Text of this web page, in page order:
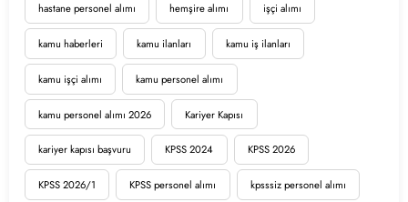
hastane personel alımı hemşire alımı işçi alımı
kamu haberleri kamu ilanları kamu iş ilanları
kamu işçi alımı kamu personel alımı
kamu personel alımı 2026 Kariyer Kapısı
kariyer kapısı başvuru KPSS 2024 KPSS 2026
KPSS 2026/1 KPSS personel alımı kpsssiz personel alımı